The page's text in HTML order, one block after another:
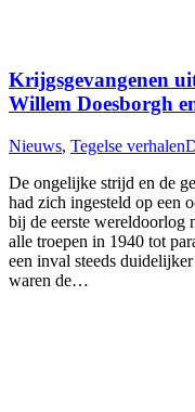
Krijgsgevangenen
Willem Doesborgh
Nieuws, Tegelse verhalen
De ongelijke strijd en de
had zich ingesteld op een
bij de eerste wereldoorlog
alle troepen in 1940 tot
een inval steeds
waren de…